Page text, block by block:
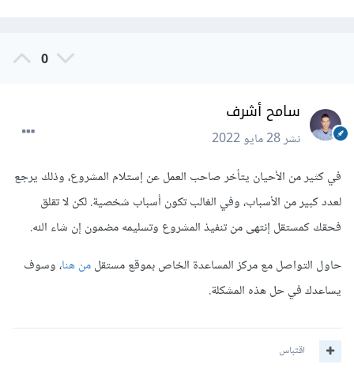
0
سامح أشرف
نشر28 مايو 2022
في كثير من الأحيان يتأخر صاحب العمل عن إستلام المشروع، وذلك يرجع
لعدد كبير من الأسباب، وفي الغالب تكون أسباب شخصية. لكن لا تقلق
فحقك كمستقل إنتهى من تنفيذ المشروع وتسليمه مضمون إن شاء الله.
حاول التواصل مع مركز المساعدة الخاص بموقع مستقلمن هنا، وسوف
يساعدك في حل هذه المشكلة.
اقتباس